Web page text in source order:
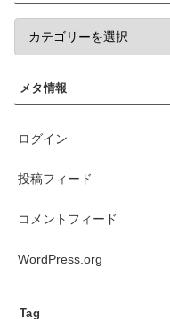
メタ情報
ログイン
投稿フィード
コメントフィード
WordPress.org
Tag